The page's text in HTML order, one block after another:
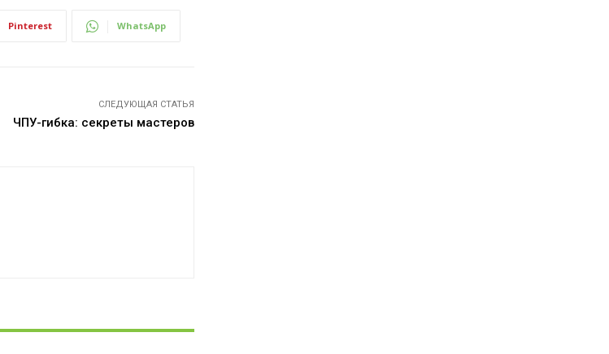
Pinterest WhatsApp
СЛЕДУЮЩАЯ СТАТЬЯ
ЧПУ-гибка: секреты мастеров